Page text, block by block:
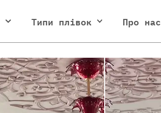
Типи плівок Про нас